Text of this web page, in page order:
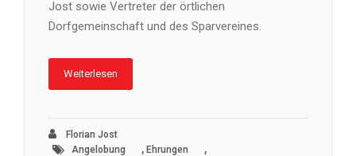
Jost sowie Vertreter der örtlichen
Dorfgemeinschaft und des Sparvereines.
Weiterlesen
Florian Jost
Angelobung
, Ehrungen ,